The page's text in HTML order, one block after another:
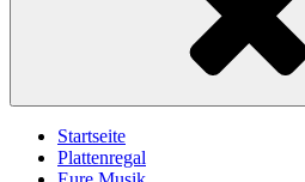
Startseite
Plattenregal